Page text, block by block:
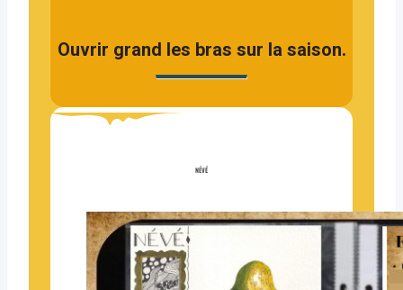
Ouvrir grand les bras sur la saison.
NÉVÉ